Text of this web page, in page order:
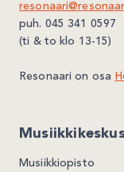
puh. 045 341 0597
(ti & to klo 13-15)
Resonaari on osa
Musiikkiopisto